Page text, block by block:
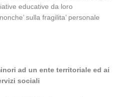
educative da loro
sulla fragilita’ personale
ad un ente territoriale ed ai
sociali